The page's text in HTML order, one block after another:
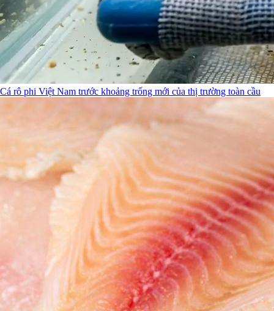
Cá rô phi Việt Nam trước khoảng trống mới của thị trường toàn cầu